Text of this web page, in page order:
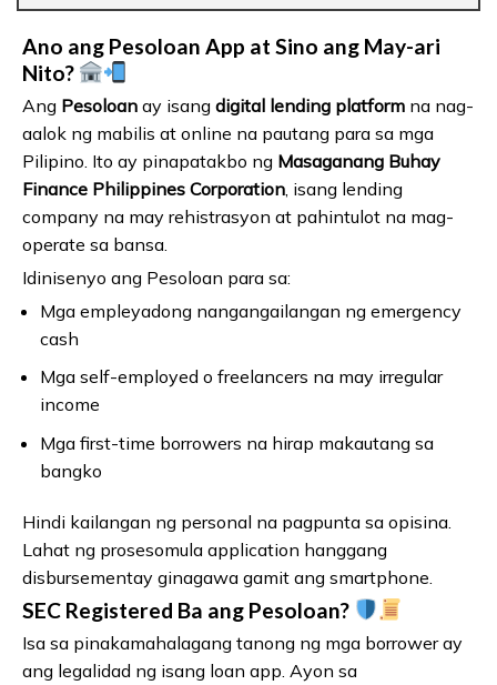
Ano ang Pesoloan App at Sino ang May-ari
Nito?
Ang Pesoloan ay isang digital lending platform na nag-
aalok ng mabilis at online na pautang para sa mga
Pilipino. Ito ay pinapatakbo ng Masaganang Buhay
Finance Philippines Corporation , isang lending
company na may rehistrasyon at pahintulot na mag-
operate sa bansa.
Idinisenyo ang Pesoloan para sa:
Mga empleyadong nangangailangan ng emergency
cash
Mga self-employed o freelancers na may irregular
income
Mga first-time borrowers na hirap makautang sa
bangko
Hindi kailangan ng personal na pagpunta sa opisina.
Lahat ng prosesomula application hanggang
disbursementay ginagawa gamit ang smartphone.
SEC Registered Ba ang Pesoloan?
Isa sa pinakamahalagang tanong ng mga borrower ay
ang legalidad ng isang loan app. Ayon sa